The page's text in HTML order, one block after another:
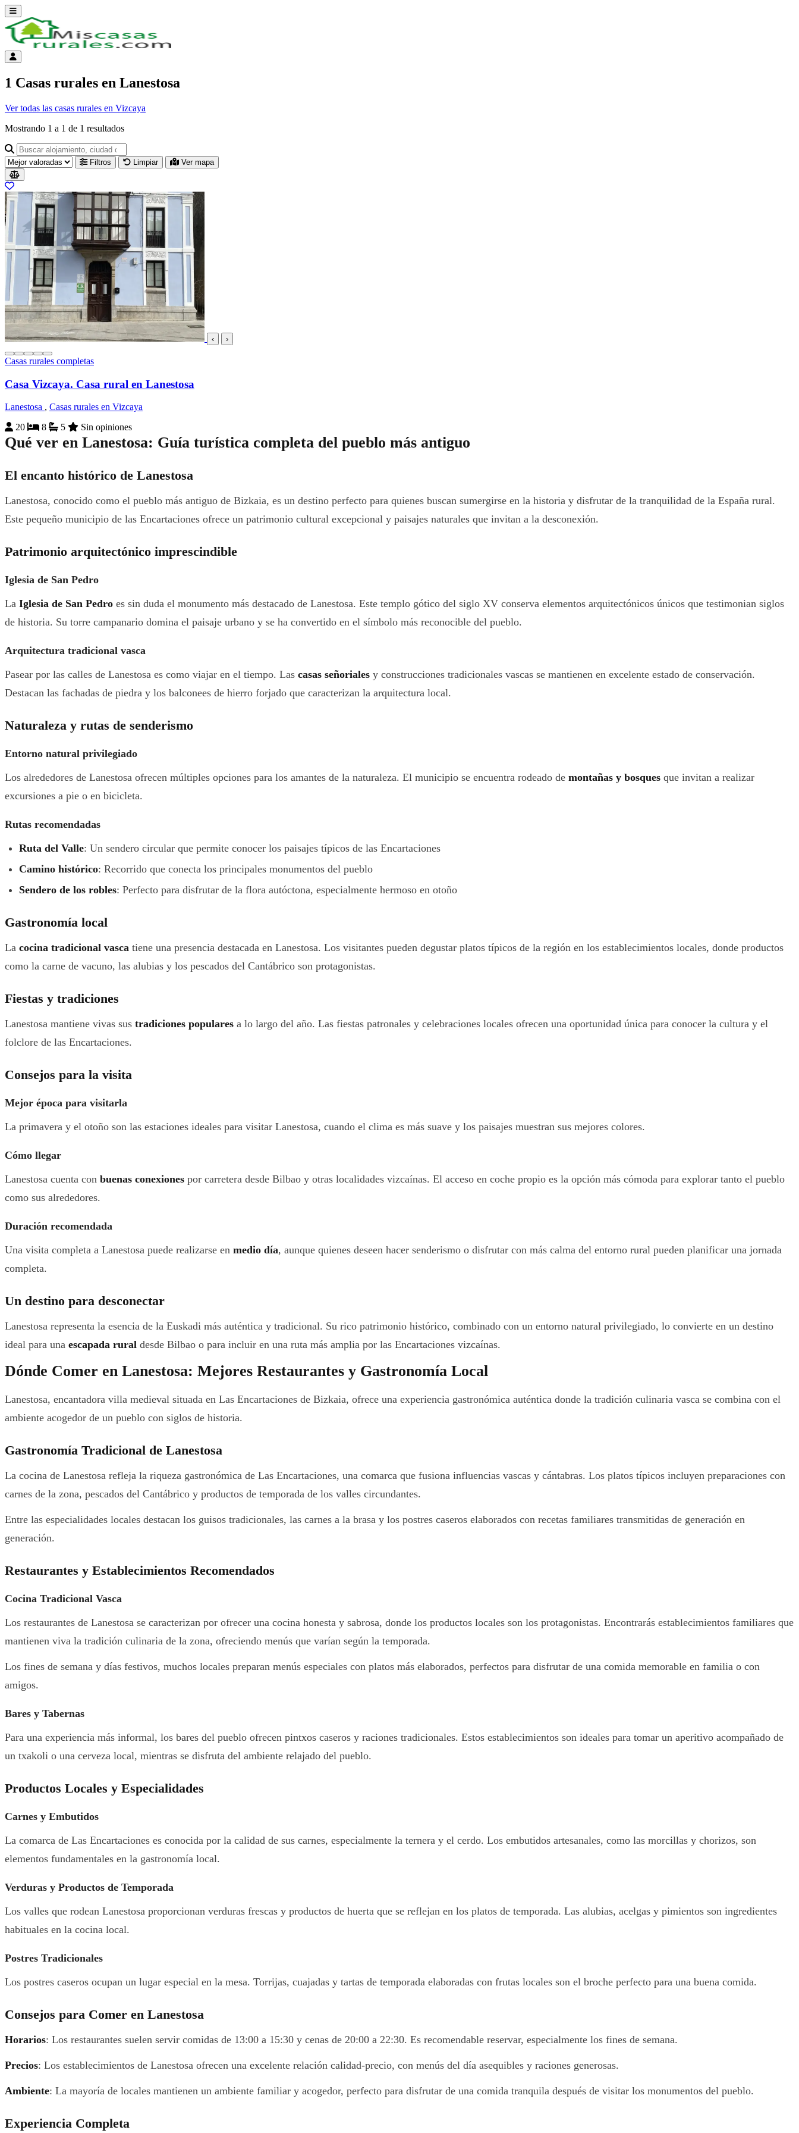
Abrir menú
Menú de cuenta
1 Casas rurales en Lanestosa
Ver todas las casas rurales en Vizcaya
Mostrando 1 a 1 de 1 resultados
Buscar alojamiento, ciudad o provincia para ir a su página
Filtros Limpiar Ver mapa
Resultados del listado
‹ ›
Casas rurales completas
Casa Vizcaya. Casa rural en Lanestosa
Lanestosa , Casas rurales en Vizcaya
20
8 5 Sin opiniones
Qué ver en Lanestosa: Guía turística completa del pueblo más antiguo
El encanto histórico de Lanestosa
Lanestosa, conocido como el pueblo más antiguo de Bizkaia, es un destino perfecto para quienes buscan sumergirse en la historia y disfrutar de la tranquilidad de la España rural.
Este pequeño municipio de las Encartaciones ofrece un patrimonio cultural excepcional y paisajes naturales que invitan a la desconexión.
Patrimonio arquitectónico imprescindible
Iglesia de San Pedro
La Iglesia de San Pedro es sin duda el monumento más destacado de Lanestosa. Este templo gótico del siglo XV conserva elementos arquitectónicos únicos que testimonian siglos
de historia. Su torre campanario domina el paisaje urbano y se ha convertido en el símbolo más reconocible del pueblo.
Arquitectura tradicional vasca
Pasear por las calles de Lanestosa es como viajar en el tiempo. Las casas señoriales y construcciones tradicionales vascas se mantienen en excelente estado de conservación.
Destacan las fachadas de piedra y los balconees de hierro forjado que caracterizan la arquitectura local.
Naturaleza y rutas de senderismo
Entorno natural privilegiado
Los alrededores de Lanestosa ofrecen múltiples opciones para los amantes de la naturaleza. El municipio se encuentra rodeado de montañas y bosques que invitan a realizar
excursiones a pie o en bicicleta.
Rutas recomendadas
Ruta del Valle: Un sendero circular que permite conocer los paisajes típicos de las Encartaciones
Camino histórico: Recorrido que conecta los principales monumentos del pueblo
Sendero de los robles: Perfecto para disfrutar de la flora autóctona, especialmente hermoso en otoño
Gastronomía local
La cocina tradicional vasca tiene una presencia destacada en Lanestosa. Los visitantes pueden degustar platos típicos de la región en los establecimientos locales, donde productos
como la carne de vacuno, las alubias y los pescados del Cantábrico son protagonistas.
Fiestas y tradiciones
Lanestosa mantiene vivas sus tradiciones populares a lo largo del año. Las fiestas patronales y celebraciones locales ofrecen una oportunidad única para conocer la cultura y el
folclore de las Encartaciones.
Consejos para la visita
Mejor época para visitarla
La primavera y el otoño son las estaciones ideales para visitar Lanestosa, cuando el clima es más suave y los paisajes muestran sus mejores colores.
Cómo llegar
Lanestosa cuenta con buenas conexiones por carretera desde Bilbao y otras localidades vizcaínas. El acceso en coche propio es la opción más cómoda para explorar tanto el pueblo
como sus alrededores.
Duración recomendada
Una visita completa a Lanestosa puede realizarse en medio día, aunque quienes deseen hacer senderismo o disfrutar con más calma del entorno rural pueden planificar una jornada
completa.
Un destino para desconectar
Lanestosa representa la esencia de la Euskadi más auténtica y tradicional. Su rico patrimonio histórico, combinado con un entorno natural privilegiado, lo convierte en un destino
ideal para una escapada rural desde Bilbao o para incluir en una ruta más amplia por las Encartaciones vizcaínas.
Dónde Comer en Lanestosa: Mejores Restaurantes y Gastronomía Local
Lanestosa, encantadora villa medieval situada en Las Encartaciones de Bizkaia, ofrece una experiencia gastronómica auténtica donde la tradición culinaria vasca se combina con el
ambiente acogedor de un pueblo con siglos de historia.
Gastronomía Tradicional de Lanestosa
La cocina de Lanestosa refleja la riqueza gastronómica de Las Encartaciones, una comarca que fusiona influencias vascas y cántabras. Los platos típicos incluyen preparaciones con
carnes de la zona, pescados del Cantábrico y productos de temporada de los valles circundantes.
Entre las especialidades locales destacan los guisos tradicionales, las carnes a la brasa y los postres caseros elaborados con recetas familiares transmitidas de generación en
generación.
Restaurantes y Establecimientos Recomendados
Cocina Tradicional Vasca
Los restaurantes de Lanestosa se caracterizan por ofrecer una cocina honesta y sabrosa, donde los productos locales son los protagonistas. Encontrarás establecimientos familiares que
mantienen viva la tradición culinaria de la zona, ofreciendo menús que varían según la temporada.
Los fines de semana y días festivos, muchos locales preparan menús especiales con platos más elaborados, perfectos para disfrutar de una comida memorable en familia o con
amigos.
Bares y Tabernas
Para una experiencia más informal, los bares del pueblo ofrecen pintxos caseros y raciones tradicionales. Estos establecimientos son ideales para tomar un aperitivo acompañado de
un txakoli o una cerveza local, mientras se disfruta del ambiente relajado del pueblo.
Productos Locales y Especialidades
Carnes y Embutidos
La comarca de Las Encartaciones es conocida por la calidad de sus carnes, especialmente la ternera y el cerdo. Los embutidos artesanales, como las morcillas y chorizos, son
elementos fundamentales en la gastronomía local.
Verduras y Productos de Temporada
Los valles que rodean Lanestosa proporcionan verduras frescas y productos de huerta que se reflejan en los platos de temporada. Las alubias, acelgas y pimientos son ingredientes
habituales en la cocina local.
Postres Tradicionales
Los postres caseros ocupan un lugar especial en la mesa. Torrijas, cuajadas y tartas de temporada elaboradas con frutas locales son el broche perfecto para una buena comida.
Consejos para Comer en Lanestosa
Horarios: Los restaurantes suelen servir comidas de 13:00 a 15:30 y cenas de 20:00 a 22:30. Es recomendable reservar, especialmente los fines de semana.
Precios: Los establecimientos de Lanestosa ofrecen una excelente relación calidad-precio, con menús del día asequibles y raciones generosas.
Ambiente: La mayoría de locales mantienen un ambiente familiar y acogedor, perfecto para disfrutar de una comida tranquila después de visitar los monumentos del pueblo.
Experiencia Completa